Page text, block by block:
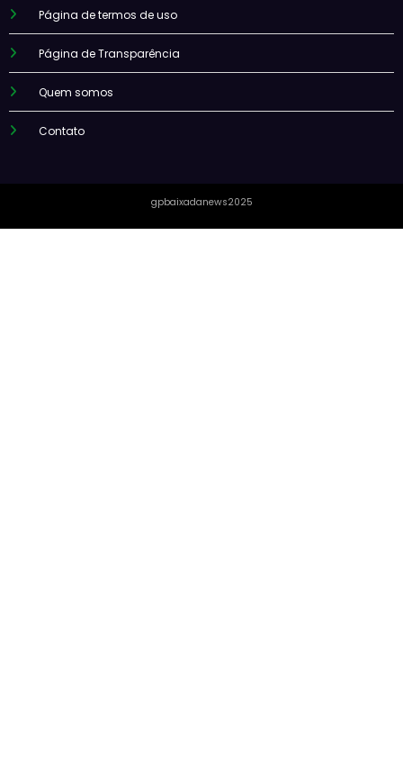
Página de termos de uso
Página de Transparência
Quem somos
Contato
gpbaixadanews2025